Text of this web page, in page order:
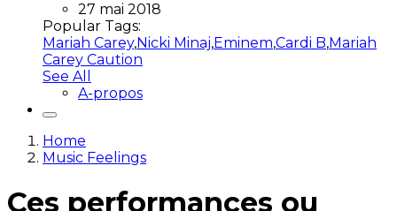
27 mai 2018
Popular Tags:
Mariah Carey,Nicki Minaj,Eminem,Cardi B,Mariah
Carey Caution
See All
A-propos
Home
Music Feelings
Ces performances ou